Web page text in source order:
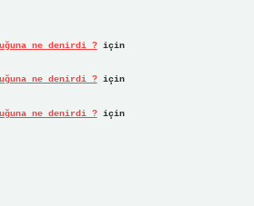
ne denirdi ?için
ne denirdi ?için
ne denirdi ?için